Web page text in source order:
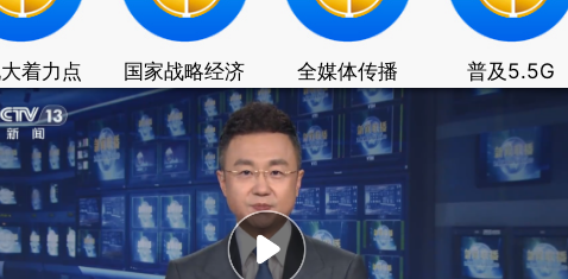
着力点 国家战略经济 全媒体传播 普及5.5G